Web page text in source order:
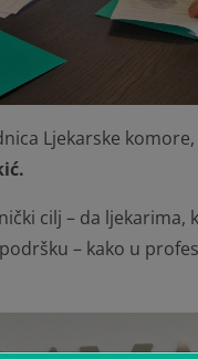
Ljekarske komore,
cilj – da ljekarima,
– kako u